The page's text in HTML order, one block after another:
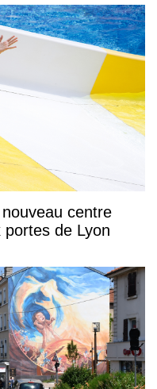
centre
de Lyon